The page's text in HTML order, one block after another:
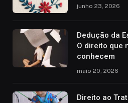
junho 23, 2026
Dedução da
O direito que
conhecem
maio 20, 2026
Direito ao